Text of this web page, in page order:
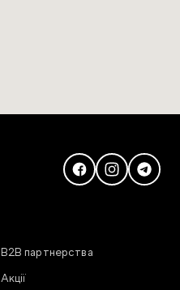
В2В партнерства
Акції